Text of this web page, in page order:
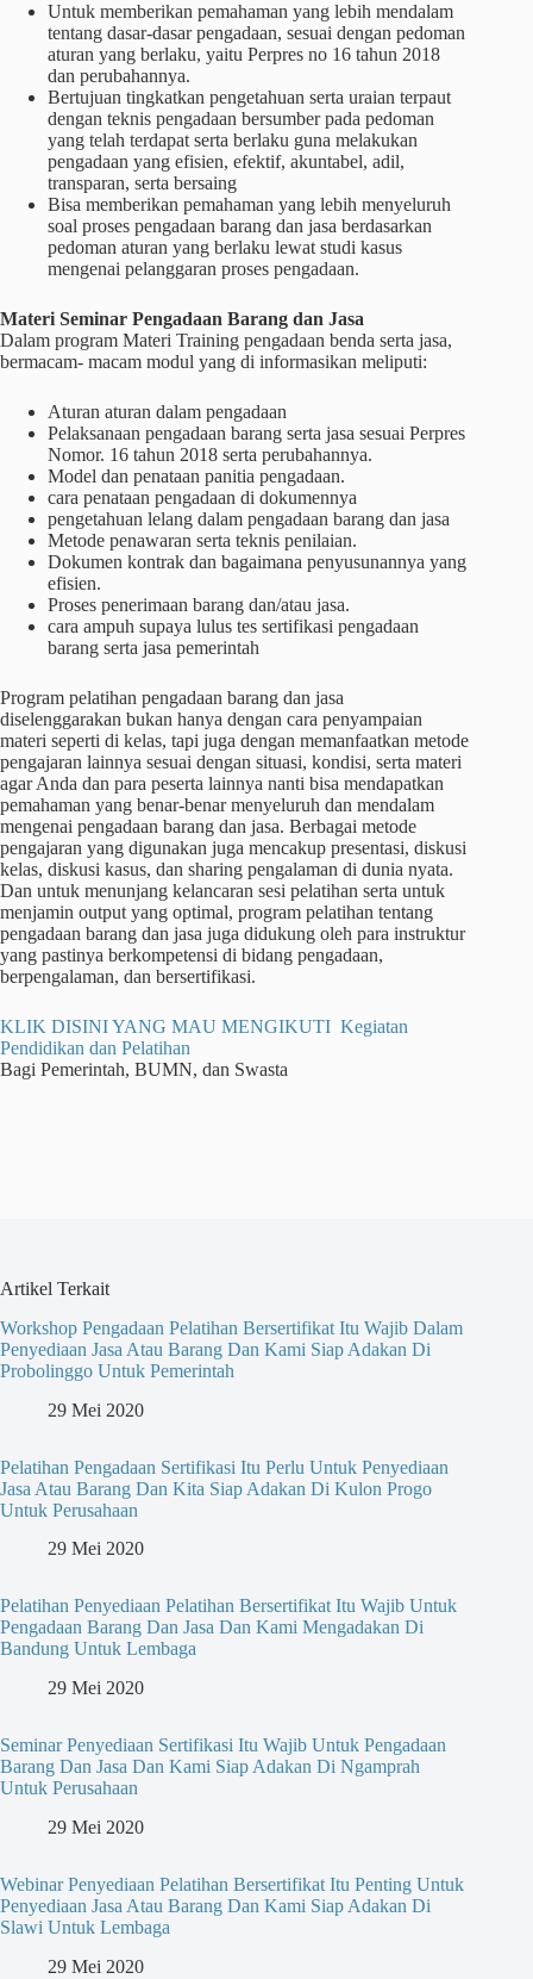
Untuk memberikan pemahaman yang lebih mendalam
tentang dasar-dasar pengadaan, sesuai dengan pedoman
aturan yang berlaku, yaitu Perpres no 16 tahun 2018
dan perubahannya.
Bertujuan tingkatkan pengetahuan serta uraian terpaut
dengan teknis pengadaan bersumber pada pedoman
yang telah terdapat serta berlaku guna melakukan
pengadaan yang efisien, efektif, akuntabel, adil,
transparan, serta bersaing
Bisa memberikan pemahaman yang lebih menyeluruh
soal proses pengadaan barang dan jasa berdasarkan
pedoman aturan yang berlaku lewat studi kasus
mengenai pelanggaran proses pengadaan.
Materi Seminar Pengadaan Barang dan Jasa
Dalam program Materi Training pengadaan benda serta jasa,
bermacam- macam modul yang di informasikan meliputi:
Aturan aturan dalam pengadaan
Pelaksanaan pengadaan barang serta jasa sesuai Perpres
Nomor. 16 tahun 2018 serta perubahannya.
Model dan penataan panitia pengadaan.
cara penataan pengadaan di dokumennya
pengetahuan lelang dalam pengadaan barang dan jasa
Metode penawaran serta teknis penilaian.
Dokumen kontrak dan bagaimana penyusunannya yang
efisien.
Proses penerimaan barang dan/atau jasa.
cara ampuh supaya lulus tes sertifikasi pengadaan
barang serta jasa pemerintah
Program pelatihan pengadaan barang dan jasa
diselenggarakan bukan hanya dengan cara penyampaian
materi seperti di kelas, tapi juga dengan memanfaatkan metode
pengajaran lainnya sesuai dengan situasi, kondisi, serta materi
agar Anda dan para peserta lainnya nanti bisa mendapatkan
pemahaman yang benar-benar menyeluruh dan mendalam
mengenai pengadaan barang dan jasa. Berbagai metode
pengajaran yang digunakan juga mencakup presentasi, diskusi
kelas, diskusi kasus, dan sharing pengalaman di dunia nyata.
Dan untuk menunjang kelancaran sesi pelatihan serta untuk
menjamin output yang optimal, program pelatihan tentang
pengadaan barang dan jasa juga didukung oleh para instruktur
yang pastinya berkompetensi di bidang pengadaan,
berpengalaman, dan bersertifikasi.
KLIK DISINI YANG MAU MENGIKUTI Kegiatan
Pendidikan dan Pelatihan
Bagi Pemerintah, BUMN, dan Swasta
Artikel Terkait
Workshop Pengadaan Pelatihan Bersertifikat Itu Wajib Dalam
Penyediaan Jasa Atau Barang Dan Kami Siap Adakan Di
Probolinggo Untuk Pemerintah
29 Mei 2020
Pelatihan Pengadaan Sertifikasi Itu Perlu Untuk Penyediaan
Jasa Atau Barang Dan Kita Siap Adakan Di Kulon Progo
Untuk Perusahaan
29 Mei 2020
Pelatihan Penyediaan Pelatihan Bersertifikat Itu Wajib Untuk
Pengadaan Barang Dan Jasa Dan Kami Mengadakan Di
Bandung Untuk Lembaga
29 Mei 2020
Seminar Penyediaan Sertifikasi Itu Wajib Untuk Pengadaan
Barang Dan Jasa Dan Kami Siap Adakan Di Ngamprah
Untuk Perusahaan
29 Mei 2020
Webinar Penyediaan Pelatihan Bersertifikat Itu Penting Untuk
Penyediaan Jasa Atau Barang Dan Kami Siap Adakan Di
Slawi Untuk Lembaga
29 Mei 2020